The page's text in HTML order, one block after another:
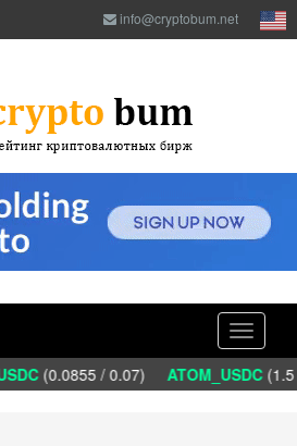
info@cryptobum.net
Toggle
(0.0855 / 0.07) ATOM_USDC(1.5